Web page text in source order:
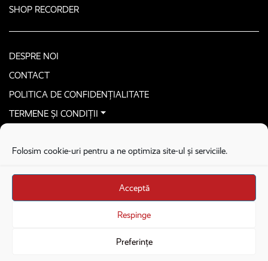
Folosim cookie-uri pentru a ne optimiza site-ul și serviciile.
Acceptă
Respinge
Preferințe
SHOP RECORDER
DESPRE NOI
CONTACT
POLITICA DE CONFIDENȚIALITATE
TERMENE ȘI CONDIȚII
Stega creative
Brandul Recorder e operat de Asociația Recorder Community, sub licența SC
Veniturile din donații sunt administrate de Asociația Recorder Community